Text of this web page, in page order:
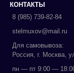
КОНТАКТЫ
8 (985) 739-82-84
stelmuxov@mail.ru
Для самовывоза:
Россия, г. Москва,
пн — пт 9:00 —